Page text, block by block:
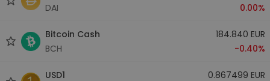
DAI
0.00%
Bitcoin Cash
BCH
184.840 EUR
-0.40%
USD1
0.867499 EUR